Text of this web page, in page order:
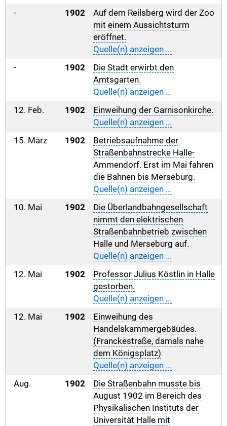
-
1902
Auf dem Reilsberg wird der Zoo
mit einem Aussichtsturm
eröffnet.
Quelle(n) anzeigen ...
-
1902
Die Stadt erwirbt den
Amtsgarten.
Quelle(n) anzeigen ...
12. Feb.
1902
Einweihung der Garnisonkirche.
Quelle(n) anzeigen ...
15. März
1902
Betriebsaufnahme der
Straßenbahnstrecke Halle-
Ammendorf. Erst im Mai fahren
die Bahnen bis Merseburg.
Quelle(n) anzeigen ...
10. Mai
1902
Die Überlandbahngesellschaft
nimmt den elektrischen
Straßenbahnbetrieb zwischen
Halle und Merseburg auf.
Quelle(n) anzeigen ...
12. Mai
1902
Professor Julius Köstlin in Halle
gestorben.
Quelle(n) anzeigen ...
12. Mai
1902
Einweihung des
Handelskammergebäudes.
(Franckestraße, damals nahe
dem Königsplatz)
Quelle(n) anzeigen ...
Aug.
1902
Die Straßenbahn musste bis
August 1902 im Bereich des
Physikalischen Instituts der
Universität Halle mit